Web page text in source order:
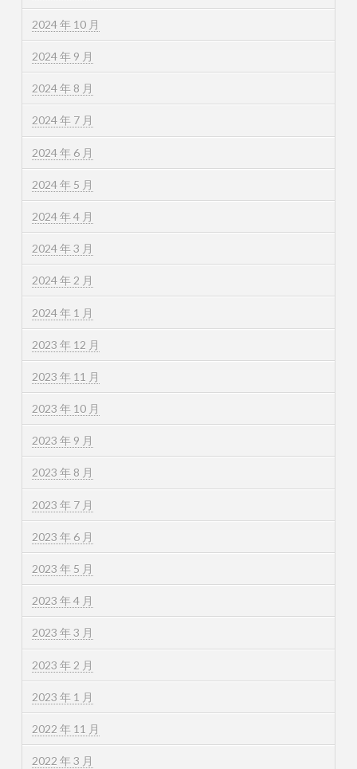
2024 年 10 月
2024 年 9 月
2024 年 8 月
2024 年 7 月
2024 年 6 月
2024 年 5 月
2024 年 4 月
2024 年 3 月
2024 年 2 月
2024 年 1 月
2023 年 12 月
2023 年 11 月
2023 年 10 月
2023 年 9 月
2023 年 8 月
2023 年 7 月
2023 年 6 月
2023 年 5 月
2023 年 4 月
2023 年 3 月
2023 年 2 月
2023 年 1 月
2022 年 11 月
2022 年 3 月